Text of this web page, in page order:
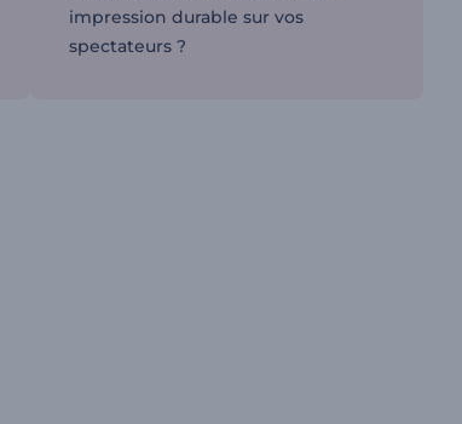
impression durable sur vos
spectateurs ?